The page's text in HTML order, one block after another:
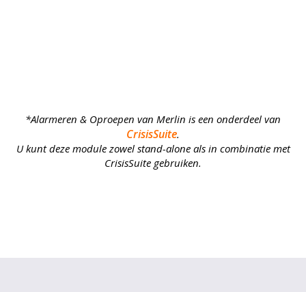
*Alarmeren & Oproepen van Merlin is een onderdeel van
CrisisSuite.
U kunt deze module zowel stand-aloneals in combinatie met
CrisisSuite gebruiken.